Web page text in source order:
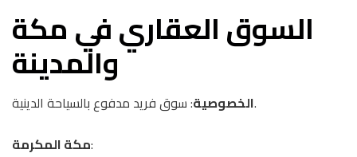
السوق العقاري في مكة
والمدينة
الخصوصية: سوق فريد مدفوع بالسياحة الدينية.
مكة المكرمة: